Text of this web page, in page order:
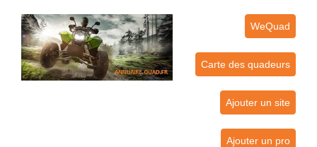
WeQuad
Carte des quadeurs
Ajouter un site
Ajouter un pro